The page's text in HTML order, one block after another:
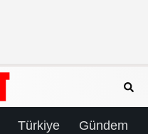
Türkiye Gündem